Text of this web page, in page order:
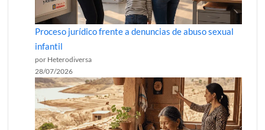
Proceso jurídico frente a denuncias de abuso sexual
infantil
por Heterodiversa
28/07/2026